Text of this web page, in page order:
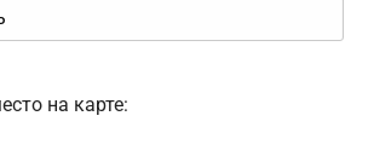
на карте: